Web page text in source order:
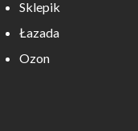
Sklepik
Łazada
Ozon